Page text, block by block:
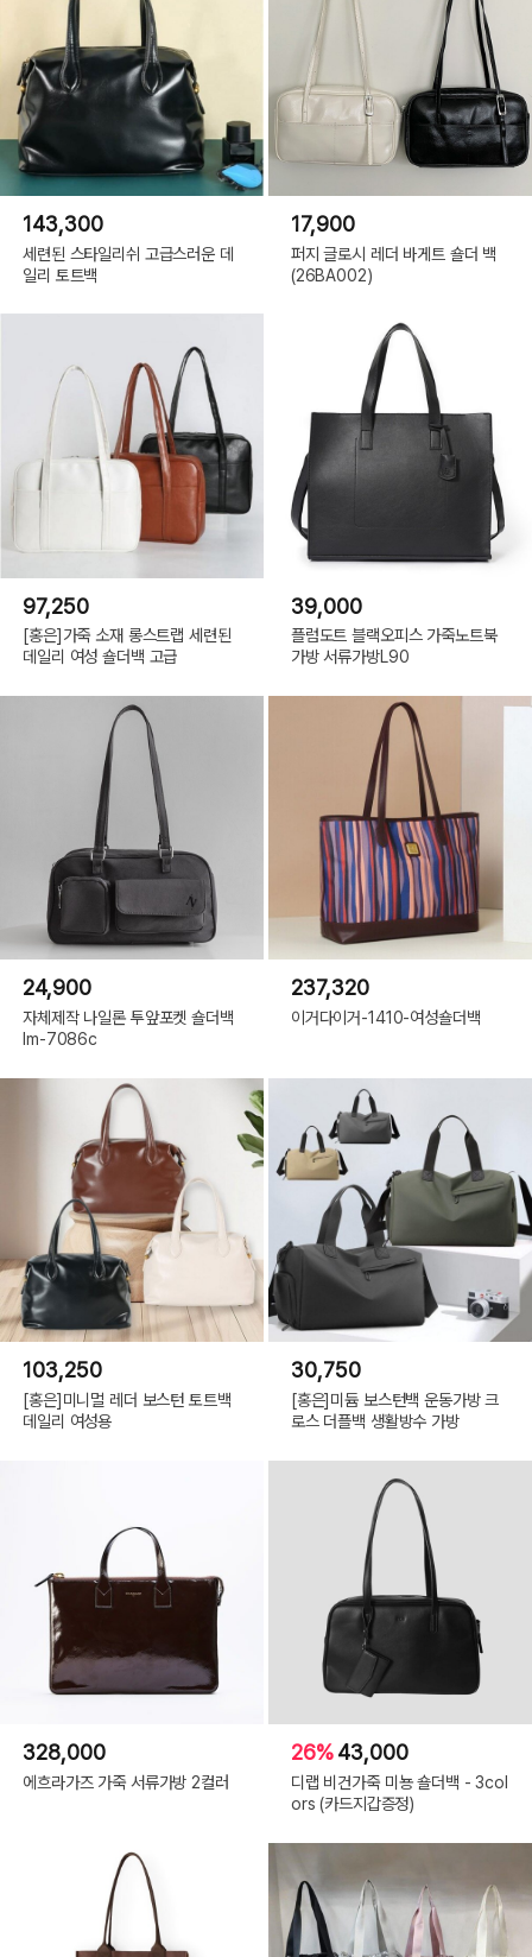
143,300
세련된 스타일리쉬 고급스러운 데
일리 토트백
17,900
퍼지 글로시 레더 바게트 숄더 백
(26BA002)
97,250
[홍은]가죽 소재 롱스트랩 세련된
데일리 여성 숄더백 고급
39,000
플럼도트 블랙오피스 가죽노트북
가방 서류가방L90
24,900
자체제작 나일론 투앞포켓 숄더백
lm-7086c
237,320
이거다이거-1410-여성숄더백
103,250
[홍은]미니멀 레더 보스턴 토트백
데일리 여성용
30,750
[홍은]미듐 보스턴백 운동가방 크
로스 더플백 생활방수 가방
328,000
에흐라가즈 가죽 서류가방 2컬러
26%43,000
디랩 비건가죽 미뇽 숄더백 - 3col
ors (카드지갑증정)